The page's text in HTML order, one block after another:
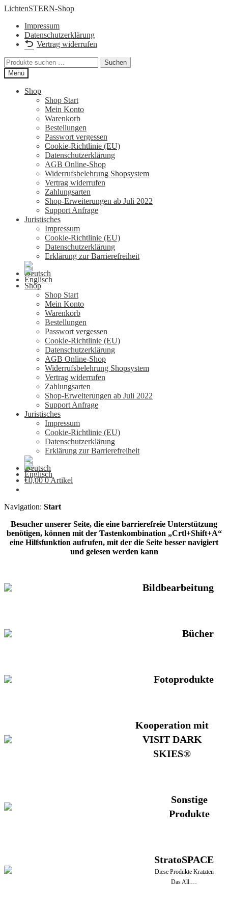
Zur
springen
Zum
springen
LichtenSTERN-Shop
Impressum
Datenschutzerklärung
Vertrag widerrufen
Suchen
nach:
Suchen
Menü
Shop
Shop Start
Mein Konto
Warenkorb
Bestellungen
Passwort vergessen
Cookie-Richtlinie (EU)
Datenschutzerklärung
AGB Online-Shop
Widerrufsbelehrung Shopsystem
Vertrag widerrufen
Zahlungsarten
Shop-Erweiterungen ab Juli 2022
Support Anfrage
Juristisches
Impressum
Cookie-Richtlinie (EU)
Datenschutzerklärung
Erklärung zur Barrierefreiheit
Shop
Shop Start
Mein Konto
Warenkorb
Bestellungen
Passwort vergessen
Cookie-Richtlinie (EU)
Datenschutzerklärung
AGB Online-Shop
Widerrufsbelehrung Shopsystem
Vertrag widerrufen
Zahlungsarten
Shop-Erweiterungen ab Juli 2022
Support Anfrage
Juristisches
Impressum
Cookie-Richtlinie (EU)
Datenschutzerklärung
Erklärung zur Barrierefreiheit
€0,00 0 Artikel
Navigation: Start
Besucher unserer Seite, die eine barrierefreie Unterstützung
benötigen, können mit der Tastenkombination „Crtl+Shift+A“
eine Hilfsfunktion aufrufen, mit der die Seite besser navigiert
und gelesen werden kann
Bildbearbeitung
Bücher
Fotoprodukte
Kooperation mit
VISIT DARK
SKIES®
Sonstige
Produkte
StratoSPACE
Diese Produkte Kratzten
Das All.…